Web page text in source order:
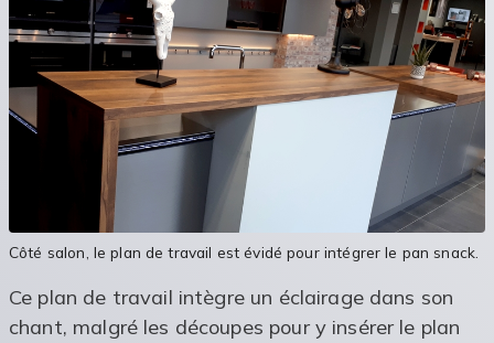
Côté salon, le plan de travail est évidé pour intégrer le pan snack.
Ce plan de travail intègre un éclairage dans son
chant, malgré les découpes pour y insérer le plan